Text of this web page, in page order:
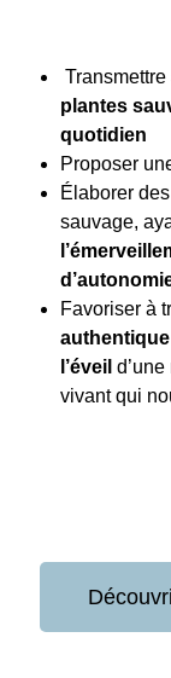
Transmettre
plantes
quotidien
Proposer
Élaborer des
sauvage,
d’
Favoriser à
l’éveil d’une
vivantqui